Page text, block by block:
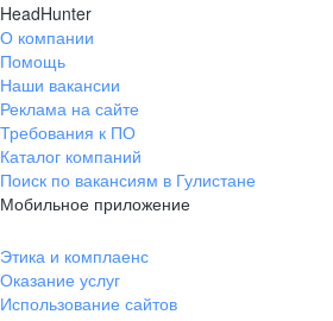
HeadHunter
О компании
Помощь
Наши вакансии
Реклама на сайте
Требования к ПО
Каталог компаний
Поиск по вакансиям в Гулистане
Мобильное приложение
Этика и комплаенс
Оказание услуг
Использование сайтов